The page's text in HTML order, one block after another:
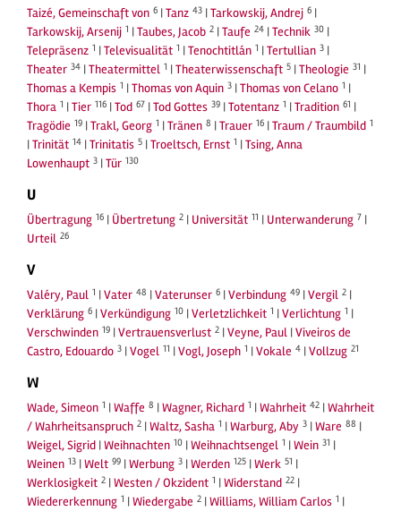
Taizé, Gemeinschaft von 6 |Tanz 43 |Tarkowskij, Andrej 6 |
Tarkowskij, Arsenij 1 |Taubes, Jacob 2 |Taufe 24 |Technik 30 |
Telepräsenz 1 |Televisualität 1 |Tenochtitlán 1 |Tertullian 3 |
Theater 34 |Theatermittel 1 |Theaterwissenschaft 5 |Theologie 31 |
Thomas a Kempis 1 |Thomas von Aquin 3 |Thomas von Celano 1 |
Thora 1 |Tier 116 |Tod 67 |Tod Gottes 39 |Totentanz 1 |Tradition 61 |
Tragödie 19 |Trakl, Georg 1 |Tränen 8 |Trauer 16 |Traum / Traumbild 1
|Trinität 14 |Trinitatis 5 |Troeltsch, Ernst 1 |Tsing, Anna
Lowenhaupt 3 |Tür 130
U
Übertragung 16 | Übertretung 2 | Universität 11 | Unterwanderung 7 |
Urteil 26
V
Valéry, Paul 1 |Vater 48 |Vaterunser 6 |Verbindung 49 |Vergil 2 |
Verklärung 6 |Verkündigung 10 |Verletzlichkeit 1 |Verlichtung 1 |
Verschwinden 19 |Vertrauensverlust 2 |Veyne, Paul |Viveiros de
Castro, Edouardo 3 |Vogel 11 |Vogl, Joseph 1 |Vokale 4 |Vollzug 21
W
Wade, Simeon 1 |Waffe 8 |Wagner, Richard 1 |Wahrheit 42 |Wahrheit
/ Wahrheitsanspruch 2 |Waltz, Sasha 1 |Warburg, Aby 3 |Ware 88 |
Weigel, Sigrid |Weihnachten 10 |Weihnachtsengel 1 |Wein 31 |
Weinen 13 |Welt 99 |Werbung 3 |Werden 125 |Werk 51 |
Werklosigkeit 2 |Westen / Okzident 1 |Widerstand 22 |
Wiedererkennung 1 |Wiedergabe 2 |Williams, William Carlos 1 |